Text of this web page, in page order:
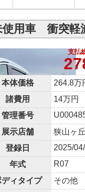
使用車 衝突
支払
本体価格
264.8万
諸費用
14万円
管理番号
展示店舗
狭山ヶ
登録日
2025/
年式
R07
ディタイプ
その他